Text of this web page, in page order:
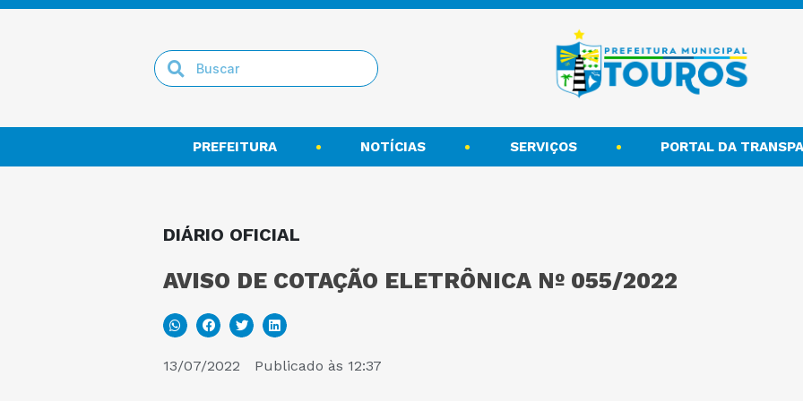
PREFEITURA NOTÍCIAS SERVIÇOS PORTAL DA
DIÁRIO OFICIAL
AVISO DE COTAÇÃO ELETRÔNICA Nº 055/2022
13/07/2022 Publicado às 12:37